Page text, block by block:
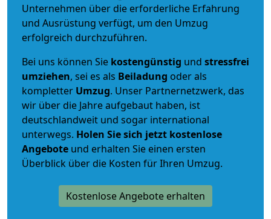
Unternehmen über die erforderliche Erfahrung
und Ausrüstung verfügt, um den Umzug
erfolgreich durchzuführen.
Bei uns können Sie kostengünstig und stressfrei
umziehen, sei es als Beiladung oder als
kompletter Umzug. Unser Partnernetzwerk, das
wir über die Jahre aufgebaut haben, ist
deutschlandweit und sogar international
unterwegs. Holen Sie sich jetzt kostenlose
Angebote und erhalten Sie einen ersten
Überblick über die Kosten für Ihren Umzug.
Kostenlose Angebote erhalten